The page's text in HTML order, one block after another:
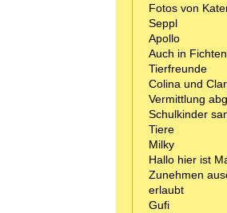
Fotos von
Seppl
Apollo
Auch in
Tierfreunde
Colina und
Vermittlung
Schulkinder
Tiere
Milky
Hallo hier ist
Zunehmen
erlaubt
Gufi